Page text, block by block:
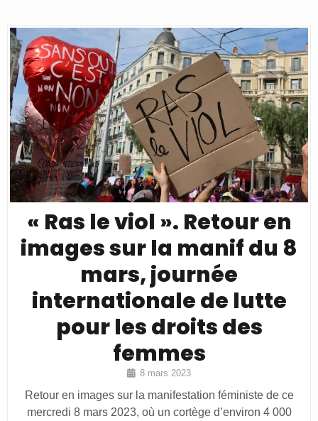
« Ras le viol ». Retour en
images sur la manif du 8
mars, journée
internationale de lutte
pour les droits des
femmes
8 mars 2023
Retour en images sur la manifestation féministe de ce
mercredi 8 mars 2023, où un cortège d’environ 4 000